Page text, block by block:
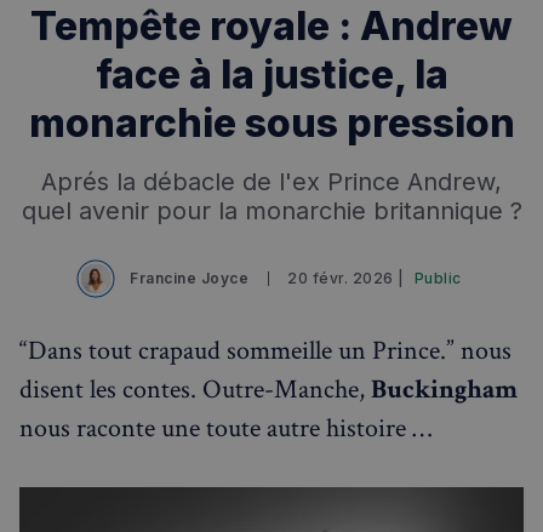
Tempête royale : Andrew
face à la justice, la
monarchie sous pression
Aprés la débacle de l'ex Prince Andrew,
quel avenir pour la monarchie britannique ?
Francine Joyce 20 févr. 2026 | Public
“Dans tout crapaud sommeille un Prince.” nous
disent les contes. Outre-Manche,Buckingham
nous raconte une toute autre histoire …